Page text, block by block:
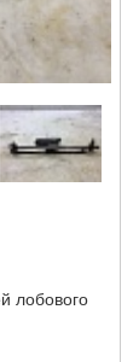
лобового